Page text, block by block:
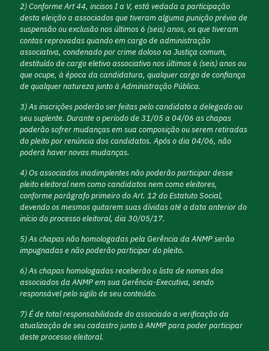
2) Conforme Art 44, incisos I a V, está vedada a participação
desta eleição a associados que tiveram alguma punição prévia de
suspensão ou exclusão nos últimos 6 (seis) anos, os que tiveram
contas reprovadas quando em cargo de administração
associativa, condenado por crime doloso na Justiça comum,
destituído de cargo eletivo associativo nos últimos 6 (seis) anos ou
que ocupe, à época da candidatura, qualquer cargo de confiança
de qualquer natureza junto à Administração Pública.
3) As inscrições poderão ser feitas pelo candidato a delegado ou
seu suplente. Durante o período de 31/05 a 04/06 as chapas
poderão sofrer mudanças em sua composição ou serem retiradas
do pleito por renúncia dos candidatos. Após o dia 04/06, não
poderá haver novas mudanças.
4) Os associados inadimplentes não poderão participar desse
pleito eleitoral nem como candidatos nem como eleitores,
conforme parágrafo primeiro do Art. 12 do Estatuto Social,
devendo os mesmos quitarem suas dívidas até a data anterior do
início do processo eleitoral, dia 30/05/17.
5) As chapas não homologadas pela Gerência da ANMP serão
impugnadas e não poderão participar do pleito.
6) As chapas homologadas receberão a lista de nomes dos
associados da ANMP em sua Gerência-Executiva, sendo
responsável pelo sigilo de seu conteúdo.
7) É de total responsabilidade do associado a verificação da
atualização de seu cadastro junto à ANMP para poder participar
deste processo eleitoral.